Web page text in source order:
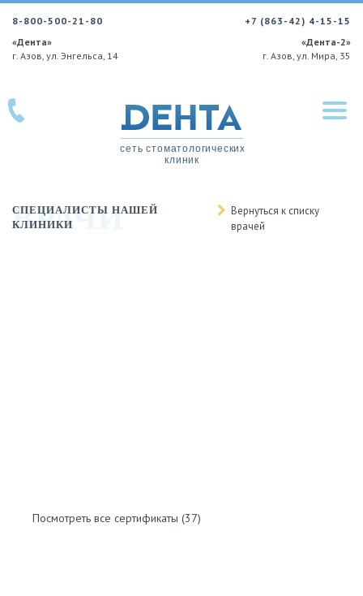
8-800-500-21-80
«Дента»
г. Азов, ул. Энгельса, 14
+7 (863-42) 4-15-15
«Дента-2»
г. Азов, ул. Мира, 35
ВРАЧИ
СПЕЦИАЛИСТЫ НАШЕЙ
КЛИНИКИ
Вернуться к списку
врачей
Посмотреть все сертификаты (37)